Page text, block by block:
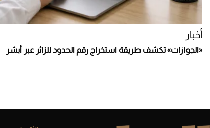
أخبار
«الجوازات» تكشف طريقة استخراج رقم الحدود للزائر عبر أبشر